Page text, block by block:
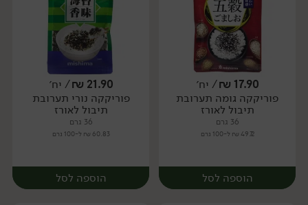
יח׳ יח׳
17.90
₪/ יח׳
פוריקקה גומה תערובת
תיבול לאורז
36 גרם
49.72 ₪ ל-100 גרם
הוספה לסל
21.90
₪/ יח׳
פוריקקה נורי תערובת
תיבול לאורז
36 גרם
60.83 ₪ ל-100 גרם
הוספה לסל